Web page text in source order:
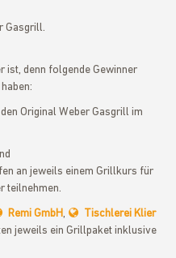
Gasgrill.
ist, denn folgende Gewinner
Original Weber Gasgrill im
an jeweils einem Grillkurs für
teilnehmen.
Remi GmbH,
Tischlerei Klier
jeweils ein Grillpaket inklusive